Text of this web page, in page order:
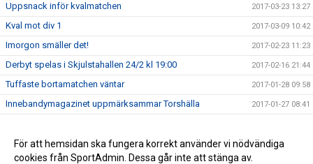
Uppsnack inför kvalmatchen 2017-03-23 13:27
Kval mot div 1 2017-03-09 10:42
Imorgon smäller det! 2017-02-23 11:23
Derbyt spelas i Skjulstahallen 24/2 kl 19:00 2017-02-16 21:44
Tuffaste bortamatchen väntar 2017-01-28 09:58
Innebandymagazinet uppmärksammar Torshälla 2017-01-27 08:41
Derby i Skjulsta 2017-01-25 21:00
För att hemsidan ska fungera korrekt använder vi nödvändiga
cookies från SportAdmin. Dessa går inte att stänga av.